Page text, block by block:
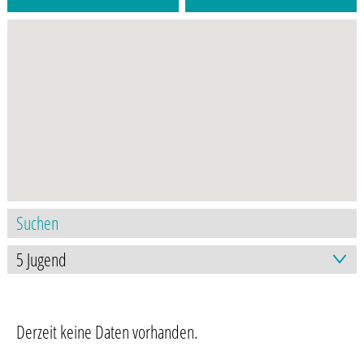
Derzeit keine Daten vorhanden.